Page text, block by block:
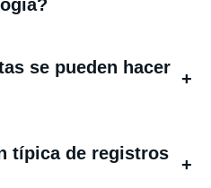
se pueden hacer
+
típica de registros
+